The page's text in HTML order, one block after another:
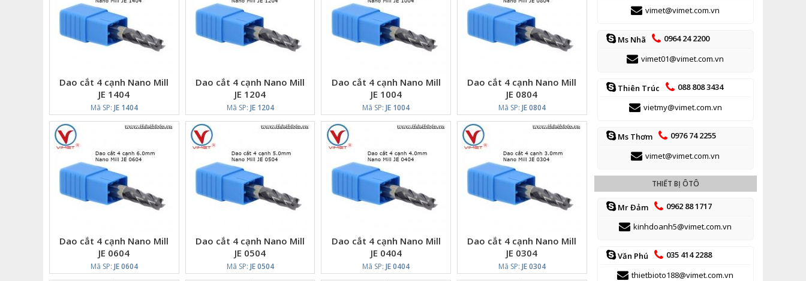
Dao cắt 4 cạnh Nano Mill
JE 1404
Mã SP: JE 1404
Dao cắt 4 cạnh Nano Mill
JE 1204
Mã SP: JE 1204
Dao cắt 4 cạnh Nano Mill
JE 1004
Mã SP:JE 1004
Dao cắt 4 cạnh Nano Mill
JE 0804
Mã SP: JE 0804
Dao cắt 4 cạnh Nano Mill
JE 0604
Mã SP: JE 0604
Dao cắt 4 cạnh Nano Mill
JE 0504
Mã SP: JE 0504
Dao cắt 4 cạnh Nano Mill
JE 0404
Mã SP:JE 0404
Dao cắt 4 cạnh Nano Mill
JE 0304
Mã SP: JE 0304
vimet@vimet.com.vn
Ms Nhã
0964 24 2200
vimet01@vimet.com.vn
Thiên Trúc
088 808 3434
vietmy@vimet.com.vn
Ms Thơm
0976 74 2255
vimet@vimet.com.vn
THIẾT BỊ ÔTÔ
Mr Đảm
0962 88 1717
kinhdoanh5@vimet.com.vn
Văn Phú
035 414 2288
thietbioto188@vimet.com.vn